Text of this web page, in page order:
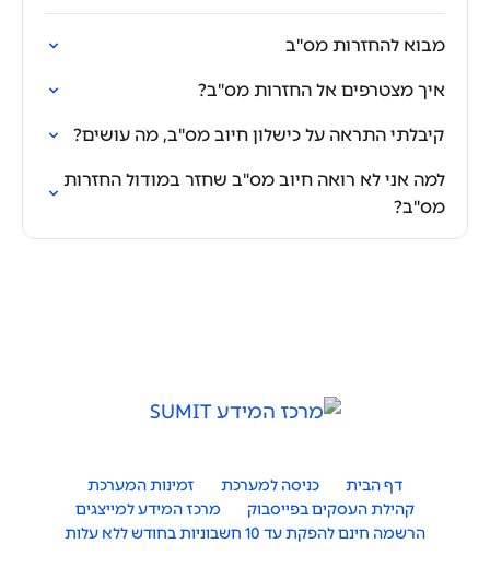
מבוא להחזרות מס"ב
איך מצטרפים אל החזרות מס"ב?
קיבלתי התראה על כישלון חיוב מס"ב, מה עושים?
למה אני לא רואה חיוב מס"ב שחזר במודול החזרות
מס"ב?
דף הבית כניסה למערכת
זמינות המערכת
קהילת העסקים בפייסבוק
מרכז המידע למייצגים
הרשמה חינם להפקת עד 10 חשבוניות בחודש ללא עלות